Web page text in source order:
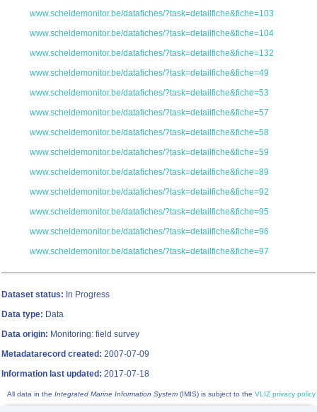
www.scheldemonitor.be/datafiches/?task=detailfiche&fiche=103
www.scheldemonitor.be/datafiches/?task=detailfiche&fiche=104
www.scheldemonitor.be/datafiches/?task=detailfiche&fiche=132
www.scheldemonitor.be/datafiches/?task=detailfiche&fiche=49
www.scheldemonitor.be/datafiches/?task=detailfiche&fiche=53
www.scheldemonitor.be/datafiches/?task=detailfiche&fiche=57
www.scheldemonitor.be/datafiches/?task=detailfiche&fiche=58
www.scheldemonitor.be/datafiches/?task=detailfiche&fiche=59
www.scheldemonitor.be/datafiches/?task=detailfiche&fiche=89
www.scheldemonitor.be/datafiches/?task=detailfiche&fiche=92
www.scheldemonitor.be/datafiches/?task=detailfiche&fiche=95
www.scheldemonitor.be/datafiches/?task=detailfiche&fiche=96
www.scheldemonitor.be/datafiches/?task=detailfiche&fiche=97
Dataset status: In Progress
Data type: Data
Data origin: Monitoring: field survey
Metadatarecord created: 2007-07-09
Information last updated: 2017-07-18
All data in the Integrated Marine Information System (IMIS) is subject to the VLIZ privacy policy